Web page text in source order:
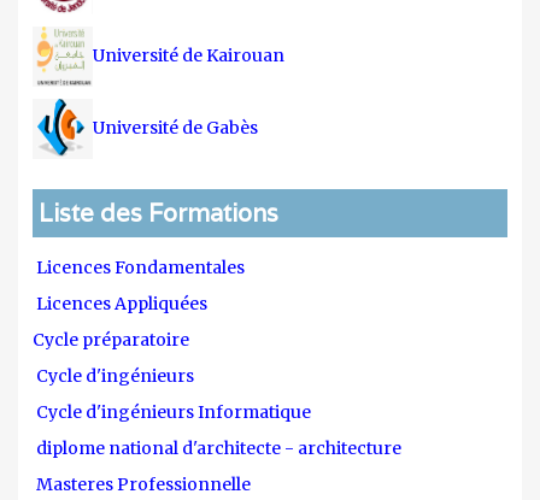
Université de Kairouan
Université de Gabès
Liste des Formations
Licences Fondamentales
Licences Appliquées
Cycle préparatoire
Cycle d'ingénieurs
Cycle d'ingénieurs Informatique
diplome national d'architecte - architecture
Masteres Professionnelle